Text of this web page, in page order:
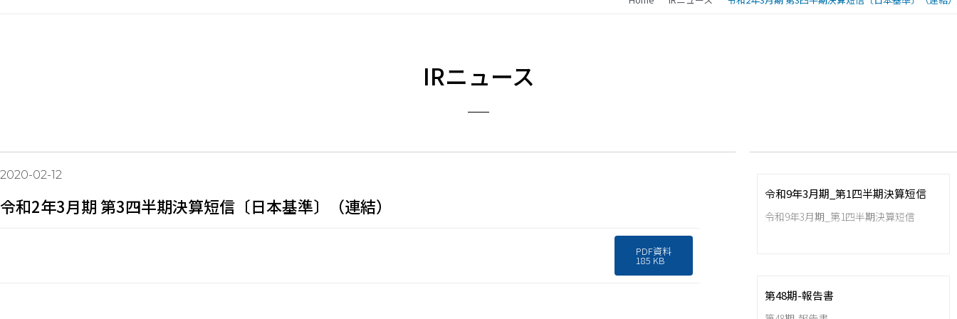
IRニュース
2020-02-12
令和2年3月期 第3四半期決算短信〔日本基準〕（連結）
PDF資料
185 KB
令和9年3月期_第1四半期決算短信
令和9年3月期_第1四半期決算短信
第48期-報告書